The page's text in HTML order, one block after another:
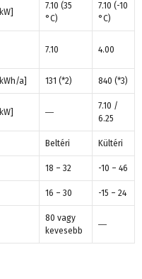
[kW]
7.10 (35
°C)
7.10 (-10
°C)
7.10 4.00
[kWh/a] 131 (*2) 840 (*3)
[kW] ―
7.10 /
6.25
Beltéri Kültéri
18 – 32 -10 – 46
16 – 30 -15 – 24
80 vagy
kevesebb
―